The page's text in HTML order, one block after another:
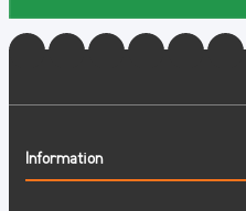
Information